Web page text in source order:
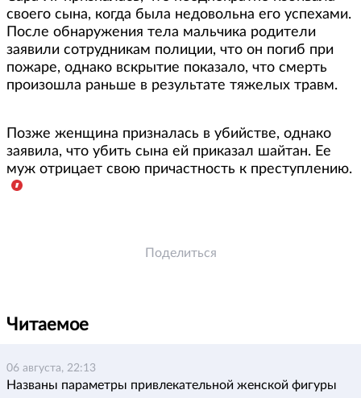
своего сына, когда была недовольна его успехами.
После обнаружения тела мальчика родители
заявили сотрудникам полиции, что он погиб при
пожаре, однако вскрытие показало, что смерть
произошла раньше в результате тяжелых травм.
Позже женщина призналась в убийстве, однако
заявила, что убить сына ей приказал шайтан. Ее
муж отрицает свою причастность к преступлению.
Поделиться
Читаемое
06 августа, 22:13
Названы параметры привлекательной женской фигуры